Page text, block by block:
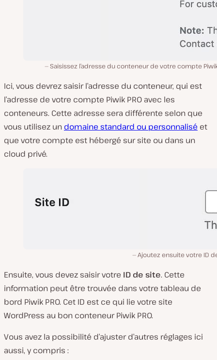
Saisissez l’adresse du conteneur de votre compte Piwik
Ici, vous devrez saisir l’adresse du conteneur, qui est
l’adresse de votre compte Piwik PRO avec les
conteneurs. Cette adresse sera différente selon que
vous utilisez un domaine standard ou personnalisé et
que votre compte est hébergé sur site ou dans un
cloud privé.
Ajoutez ensuite votre ID
Ensuite, vous devez saisir votre ID de site. Cette
information peut être trouvée dans votre tableau de
bord Piwik PRO. Cet ID est ce qui lie votre site
WordPress au bon conteneur Piwik PRO.
Vous avez la possibilité d’ajuster d’autres réglages ici
aussi, y compris :